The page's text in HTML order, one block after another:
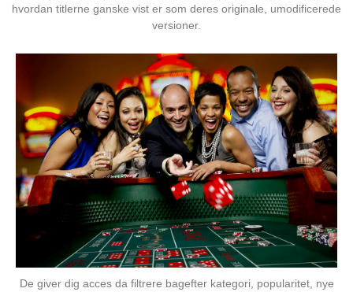
hvordan titlerne ganske vist er som deres originale, umodificerede
versioner.
De giver dig acces da filtrere bagefter kategori, popularitet, nye